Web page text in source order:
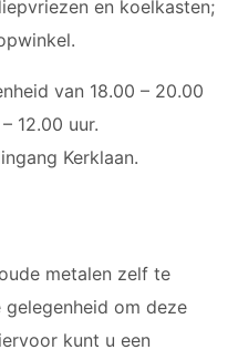
en koelkasten;
van 18.00 – 20.00
12.00 uur.
Kerklaan.
metalen zelf te
om deze
kunt u een